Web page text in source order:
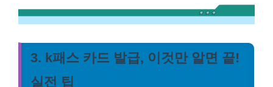
3. k패스 카드 발급, 이것만 알면 끝!
실전 팁